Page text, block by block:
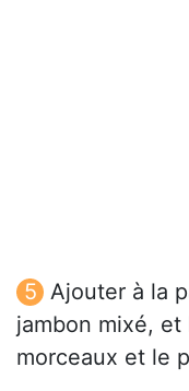
Ajouter à la
jambon mixé,
morceaux et le